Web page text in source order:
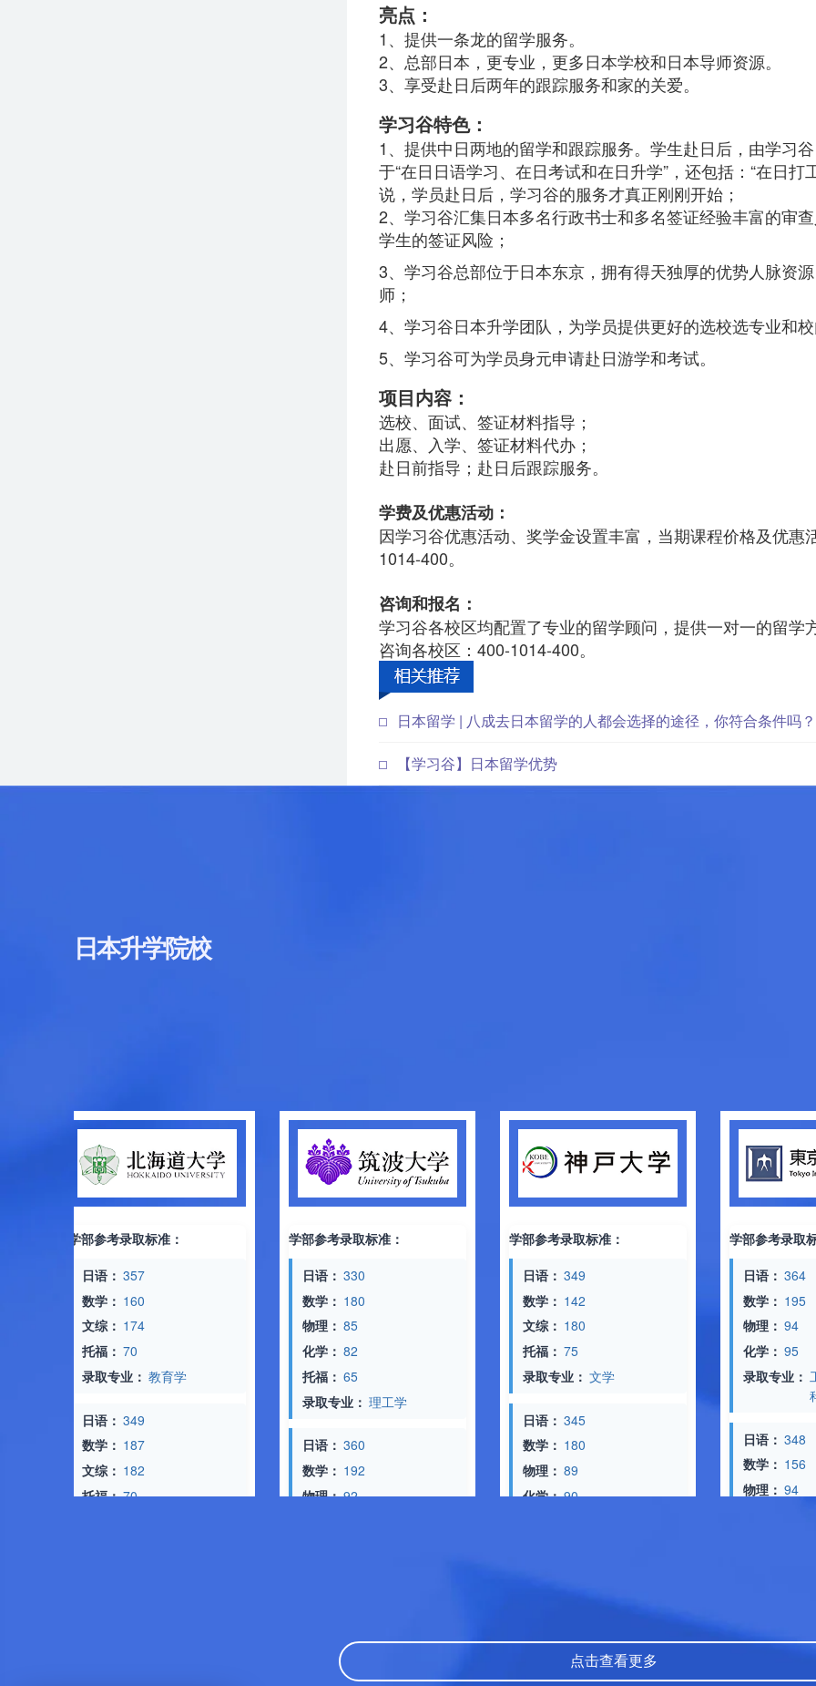
亮点：
1、提供一条龙的留学服务。
2、总部日本，更专业，更多日本学校和日本导师资源。
3、享受赴日后两年的跟踪服务和家的关爱。
学习谷特色：
1、提供中日两地的留学和跟踪服务。学生赴日后，由学习
于“在日日语学习、在日考试和在日升学”，还包括：“在日
说，学员赴日后，学习谷的服务才真正刚刚开始；
2、学习谷汇集日本多名行政书士和多名签证经验丰富的审
学生的签证风险 ；
3、学习谷总部位于日本东京，拥有得天独厚的优势人脉资
师；
4、学习谷日本升学团队，为学员提供更好的选校选专业和
5、学习谷可为学员身元申请赴日游学和考试。
项目内容：
选校、面试、签证材料指导；
出愿、入学、签证材料代办；
赴日前指导；赴日后跟踪服务。
学费及优惠活动：
因学习谷优惠活动、奖学金设置丰富，当期课程价格及优
1014-400。
咨询和报名：
学习谷各校区均配置了专业的留学顾问，提供一对一的留
咨询各校区：400-1014-400。
日本留学 | 八成去日本留学的人都会选择的途径，你符合条件吗？
【学习谷】日本留学优势
日本升学院校
学部参考录取标准：
日语：357
数学：160
文综：174
托福：70
录取专业：教育学
日语：349
数学：187
文综：182
托福：70
学部参考录取标准：
日语：330
数学：180
物理：85
化学：82
托福：65
录取专业：理工学
日语：360
数学：192
物理：92
学部参考录取标准：
日语：349
数学：142
文综：180
托福：75
录取专业：文学
日语：345
数学：180
物理：89
化学：90
文综：169
学部参考录取标准：
日语：364
数学：195
物理：94
化学：95
录取专业：工学
日语：348
数学：156
物理：94
点击查看更多